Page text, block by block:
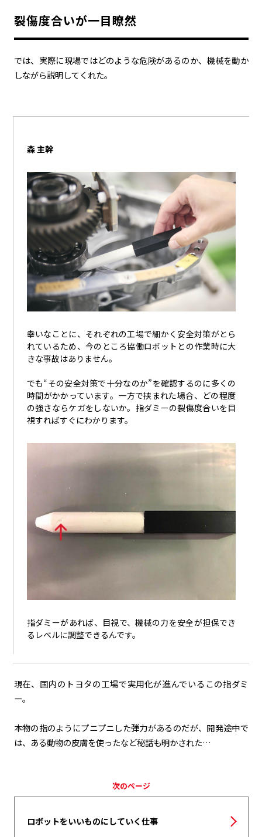
裂傷度合いが一目瞭然
では、実際に現場ではどのような危険があるのか、機械を動か
しながら説明してくれた。
森 主幹
幸いなことに、それぞれの工場で細かく安全対策がとら
れているため、今のところ協働ロボットとの作業時に大
きな事故はありません。
でも“その安全対策で十分なのか”を確認するのに多くの
時間がかかっています。一方で挟まれた場合、どの程度
の強さならケガをしないか。指ダミーの裂傷度合いを目
視すればすぐにわかります。
指ダミーがあれば、目視で、機械の力を安全が担保でき
るレベルに調整できるんです。
現在、国内のトヨタの工場で実用化が進んでいるこの指ダミ
ー。
本物の指のようにプニプニした弾力があるのだが、開発途中で
は、ある動物の皮膚を使ったなど秘話も明かされた…
次のページ
ロボットをいいものにしていく仕事